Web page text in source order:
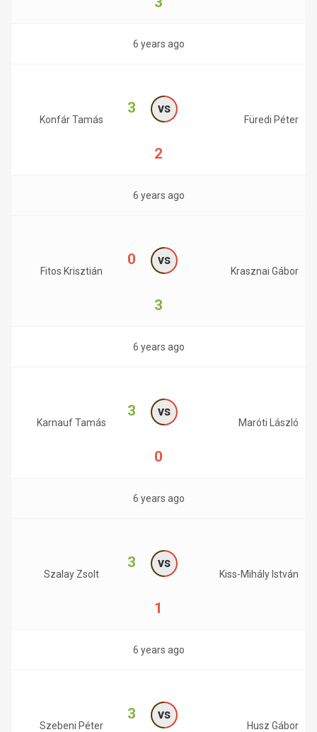
6 years ago
Konfár Tamás
3 vs
2
Füredi Péter
6 years ago
Fitos Krisztián
0 vs
3
Krasznai Gábor
6 years ago
Karnauf Tamás
3 vs
0
Maróti László
6 years ago
Szalay Zsolt
3 vs
1
Kiss-Mihály István
6 years ago
Szebeni Péter
3 vs
Husz Gábor